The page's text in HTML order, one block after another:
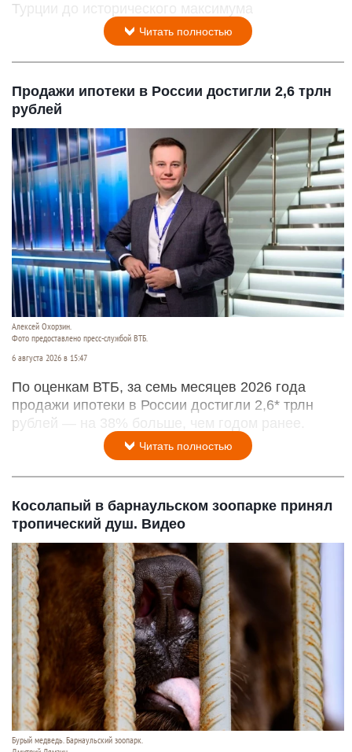
Турции до исторического максимума
Читать полностью
Продажи ипотеки в России достигли 2,6 трлн
рублей
Алексей Охорзин.
Фото предоставлено пресс-службой ВТБ.
6 августа 2026 в 15:47
По оценкам ВТБ, за семь месяцев 2026 года
продажи ипотеки в России достигли 2,6* трлн
рублей — на 38% больше, чем годом ранее.
Читать полностью
Косолапый в барнаульском зоопарке принял
тропический душ. Видео
Бурый медведь. Барнаульский зоопарк.